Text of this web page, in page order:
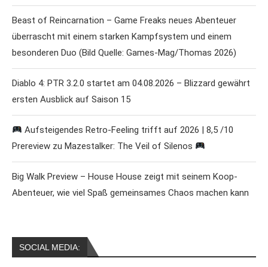
Beast of Reincarnation – Game Freaks neues Abenteuer
überrascht mit einem starken Kampfsystem und einem
besonderen Duo (Bild Quelle: Games-Mag/Thomas 2026)
Diablo 4: PTR 3.2.0 startet am 04.08.2026 – Blizzard gewährt
ersten Ausblick auf Saison 15
Aufsteigendes Retro-Feeling trifft auf 2026 | 8,5 /10
Prereview zu Mazestalker: The Veil of Silenos
Big Walk Preview – House House zeigt mit seinem Koop-
Abenteuer, wie viel Spaß gemeinsames Chaos machen kann
SOCIAL MEDIA: